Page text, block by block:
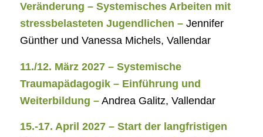
Veränderung – Systemisches Arbeiten mit
stressbelasteten Jugendlichen – Jennifer
Günther und Vanessa Michels, Vallendar
11./12. März 2027 – Systemische
Traumapädagogik – Einführung und
Weiterbildung –Andrea Galitz, Vallendar
15.-17. April 2027 – Start der langfristigen